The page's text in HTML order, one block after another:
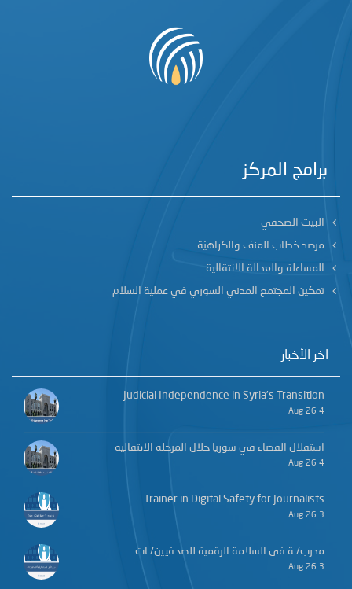
برامج المركز
البيت الصحفي
مرصد خطاب العنف والكراهيّة
المساءلة والعدالة الانتقالية
تمكين المجتمع المدني السوري في عملية السلام
آخر الأخبار
Judicial Independence in Syria’s Transition
4 Aug 26
استقلال القضاء في سوريا خلال المرحلة الانتقالية
4 Aug 26
Trainer in Digital Safety for Journalists
3 Aug 26
مدرب/ـة في السلامة الرقمية للصحفيين/ـات
3 Aug 26